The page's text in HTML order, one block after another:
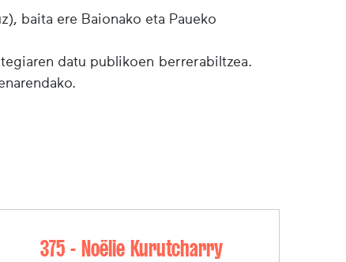
baita ere Baionako eta Paueko
datu publikoen berrerabiltzea.
375 - Noëlie Kurutcharry